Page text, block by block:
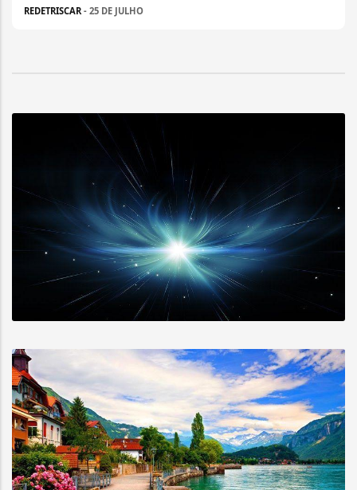
REDETRISCAR - 25 DE JULHO